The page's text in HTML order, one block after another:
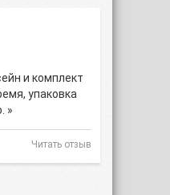
и комплект
упаковка
»
Читать отзыв